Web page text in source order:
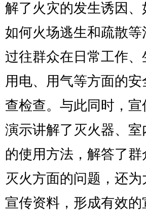
解了火灾的发生诱因
如何火场逃生和疏散
过往群众在日常工作
用电、用气等方面的
查检查。与此同时，
演示讲解了灭火器、
的使用方法，解答了
灭火方面的问题，还
宣传资料，形成有效的